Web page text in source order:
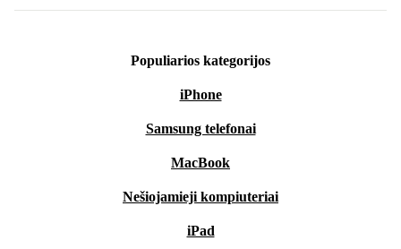
Populiarios kategorijos
iPhone
Samsung telefonai
MacBook
Nešiojamieji kompiuteriai
iPad